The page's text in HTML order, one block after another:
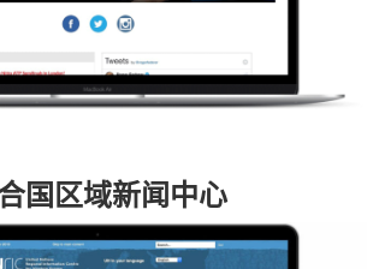
国区域新闻中心